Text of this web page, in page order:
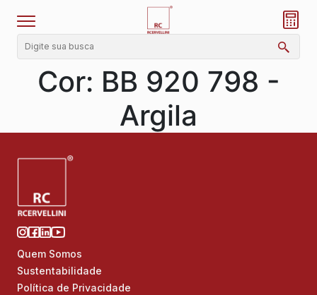
Cor: BB 920 798 -
Argila
Quem Somos
Sustentabilidade
Política de Privacidade